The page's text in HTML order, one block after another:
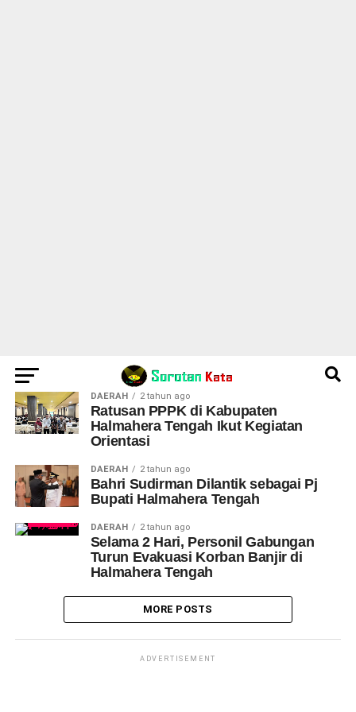
DAERAH 2 tahun ago
Ratusan PPPK di Kabupaten
Halmahera Tengah Ikut Kegiatan
Orientasi
DAERAH 2 tahun ago
Bahri Sudirman Dilantik sebagai Pj
Bupati Halmahera Tengah
DAERAH 2 tahun ago
Selama 2 Hari, Personil Gabungan
Turun Evakuasi Korban Banjir di
Halmahera Tengah
MORE POSTS
ADVERTISEMENT